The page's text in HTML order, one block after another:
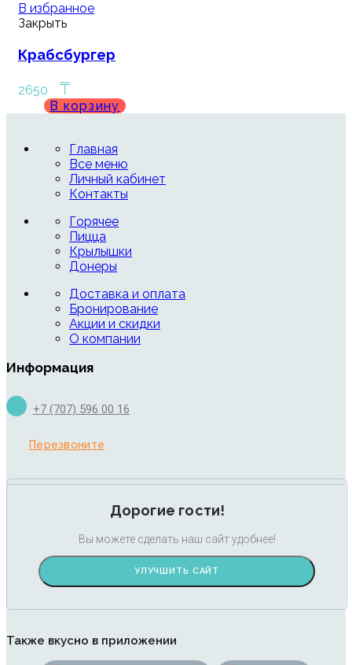
В избранное
Закрыть
Крабсбургер
2650 ₸
В корзину
Главная
Все меню
Личный кабинет
Контакты
Горячее
Пицца
Крылышки
Донеры
Доставка и оплата
Бронирование
Акции и скидки
О компании
Информация
+7 (707) 596 00 16
Перезвоните
Дорогие гости!
Вы можете сделать наш сайт удобнее!
УЛУЧШИТЬ САЙТ
Также вкусно в приложении